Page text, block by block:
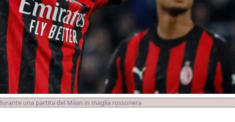
una partita del Milan in maglia rossonera